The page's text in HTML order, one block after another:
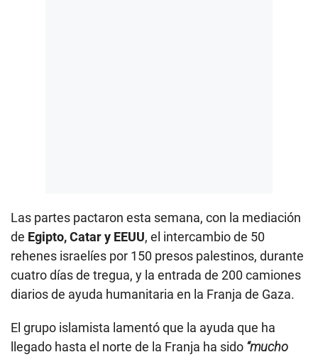
Las partes pactaron esta semana, con la mediación
de Egipto, Catar y EEUU, el intercambio de 50
rehenes israelíes por 150 presos palestinos, durante
cuatro días de tregua, y la entrada de 200 camiones
diarios de ayuda humanitaria en la Franja de Gaza.
El grupo islamista lamentó que la ayuda que ha
llegado hasta el norte de la Franja ha sido “mucho